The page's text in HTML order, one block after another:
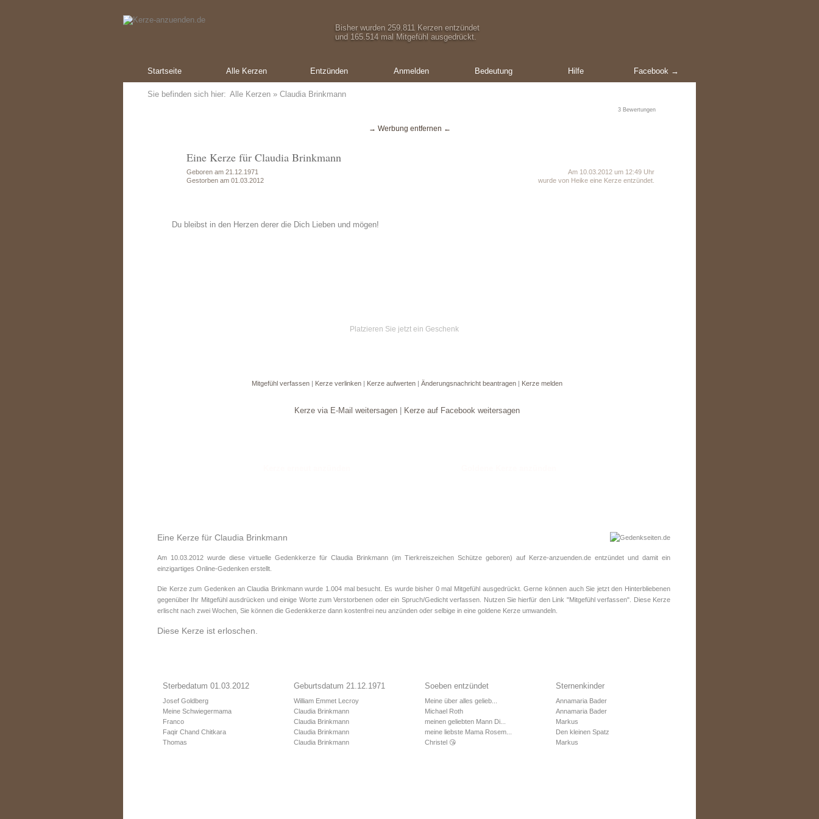
Bisher wurden 259.811 Kerzen entzündet
und 165.514 mal Mitgefühl ausgedrückt.
Startseite Alle Kerzen Entzünden Anmelden Bedeutung Hilfe Facebook →
Sie befinden sich hier: Alle Kerzen » Claudia Brinkmann
3 Bewertungen
→ Werbung entfernen ←
Eine Kerze für Claudia Brinkmann
Geboren am 21.12.1971
Gestorben am 01.03.2012
Am 10.03.2012 um 12:49 Uhr
wurde von Heike eine Kerze entzündet.
Du bleibst in den Herzen derer die Dich Lieben und mögen!
Platzieren Sie jetzt ein Geschenk
Mitgefühl verfassen | Kerze verlinken | Kerze aufwerten | Änderungsnachricht beantragen | Kerze melden
Kerze via E-Mail weitersagen Kerze auf Facebook weitersagen
Eine Kerze für Claudia Brinkmann
Am 10.03.2012 wurde diese virtuelle Gedenkkerze für Claudia Brinkmann (im Tierkreiszeichen Schütze geboren) auf Kerze-anzuenden.de entzündet und damit ein
einzigartiges Online-Gedenken erstellt.
Die Kerze zum Gedenken an Claudia Brinkmann wurde 1.004 mal besucht. Es wurde bisher 0 mal Mitgefühl ausgedrückt. Gerne können auch Sie jetzt den Hinterbliebenen
gegenüber Ihr Mitgefühl ausdrücken und einige Worte zum Verstorbenen oder ein Spruch/Gedicht verfassen. Nutzen Sie hierfür den Link "Mitgefühl verfassen". Diese Kerze
erlischt nach zwei Wochen, Sie können die Gedenkkerze dann kostenfrei neu anzünden oder selbige in eine goldene Kerze umwandeln.
Diese Kerze ist erloschen.
Sterbedatum 01.03.2012
Josef Goldberg
Meine Schwiegermama
Franco
Faqir Chand Chitkara
Thomas
Geburtsdatum 21.12.1971
William Emmet Lecroy
Claudia Brinkmann
Claudia Brinkmann
Claudia Brinkmann
Claudia Brinkmann
Soeben entzündet
Meine über alles gelieb...
Michael Roth
meinen geliebten Mann Di...
meine liebste Mama Rosem...
Christel 😘
Sternenkinder
Annamaria Bader
Annamaria Bader
Markus
Den kleinen Spatz
Markus